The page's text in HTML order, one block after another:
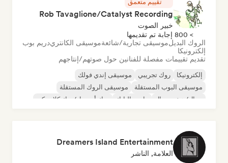
تقييم متعمق
Rob Tavaglione/Catalyst Recording
خبير الصوت
> 800 إجابة تم تقديمها
الروك البديلموسيقى تجارية/شائعةموسيقى الكانتريدريم بوب
إلكترونيكا
تقديم تقييمات مفصلة للفنانين حول صوتهم/إنتاجهم
إلكترونيكا روك تجريبي
موسيقى إندي فولك
موسيقى البوب المستقلة
موسيقى الروك المستقلة
ميتال/هيفي ميتال
ما بعد البانك روك أند رول/روك كلاسيكي
Dreamers Island Entertainment
العلامة, الناشر